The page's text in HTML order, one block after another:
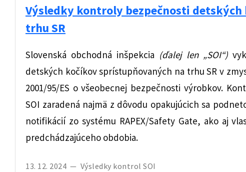
Výsledky kontroly bezpečnosti
trhu SR
Slovenská obchodná inšpekcia (ďalej len „SOI“)
detských kočíkov sprístupňovaných na trhu SR v
2001/95/ES o všeobecnej bezpečnosti výrobkov.
SOI zaradená najmä z dôvodu opakujúcich sa
notifikácií zo systému RAPEX/Safety Gate, ako aj
predchádzajúceho obdobia.
13. 12. 2024 — Výsledky kontrol SOI